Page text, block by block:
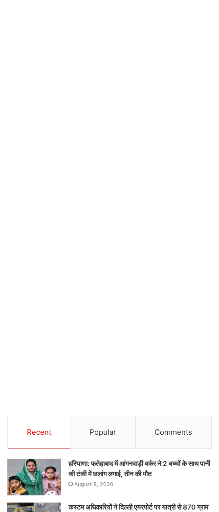
Recent Popular Comments
हरियाणा: फतेहाबाद में आंगनवाड़ी वर्कर ने 2 बच्चों के साथ पानी
की टंकी में छलांग लगाई, तीन की मौत
August 8, 2026
कस्टम अधिकारियों ने दिल्ली एयरपोर्ट पर यात्री से 870 ग्राम